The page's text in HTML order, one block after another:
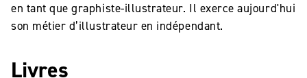
en tant que graphiste-illustrateur. Il exerce aujourd'hui
son métier d’illustrateur en indépendant.
Livres